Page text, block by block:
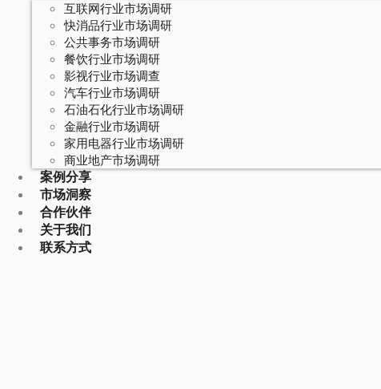
互联网行业市场调研
快消品行业市场调研
公共事务市场调研
餐饮行业市场调研
影视行业市场调查
汽车行业市场调研
石油石化行业市场调研
金融行业市场调研
家用电器行业市场调研
商业地产市场调研
案例分享
市场洞察
合作伙伴
关于我们
联系方式